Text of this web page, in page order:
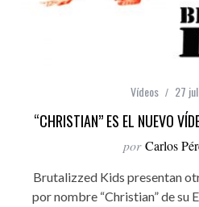
Vídeos 27
“CHRISTIAN” ES EL NUEVO
por Carlos
Brutalizzed Kids presentan
por nombre “Christian” de su